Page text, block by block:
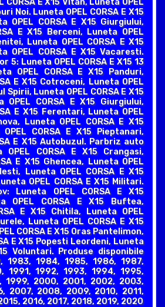
Noi. Luneta OPEL CORSA E X15
OPEL CORSA E X15 Giurgiului,
E X15 Berceni, Luneta OPEL
Luneta OPEL CORSA E X15
OPEL CORSA E X15 Vacaresti.
5: Luneta OPEL CORSA E X15 13
OPEL CORSA E X15 Panduri,
E X15 Cotroceni, Luneta OPEL
Spirii, Luneta OPEL CORSA E X15
OPEL CORSA E X15 Giurgiului,
E X15 Ferentari, Luneta OPEL
Luneta OPEL CORSA E X15
CORSA E X15 Pieptanari,
E X15 Autobuzul. Parbriz auto
CORSA E X15 Crangasi,
E X15 Ghencea, Luneta OPEL
Luneta OPEL CORSA E X15
OPEL CORSA E X15 Militari.
Luneta OPEL CORSA E X15
OPEL CORSA E X15 Buftea,
E X15 Chitila, Luneta OPEL
Luneta OPEL CORSA E X15
CORSA E X15 Oras Pantelimon,
E X15 Popesti Leordeni, Luneta
Voluntari. Produse disponibile
1983, 1984, 1985, 1986, 1987,
1991, 1992, 1993, 1994, 1995,
1999, 2000, 2001, 2002, 2003,
2007, 2008, 2009, 2010, 2011,
2016, 2017, 2018, 2019, 2020